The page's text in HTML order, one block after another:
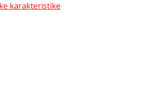
karakteristike